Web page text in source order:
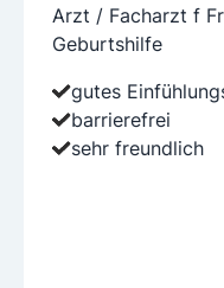
Arzt / Facharzt f
Geburtshilfe
gutes
barrierefrei
sehr freundlich